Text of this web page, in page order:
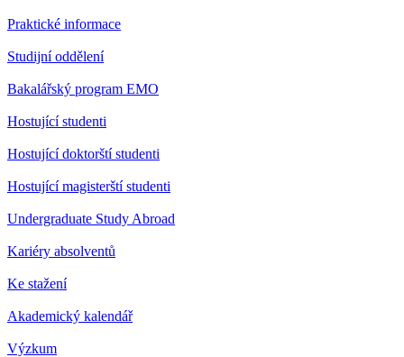
Praktické informace
Studijní oddělení
Bakalářský program EMO
Hostující studenti
Hostující doktorští studenti
Hostující magisterští studenti
Undergraduate Study Abroad
Kariéry absolventů
Ke stažení
Akademický kalendář
Výzkum